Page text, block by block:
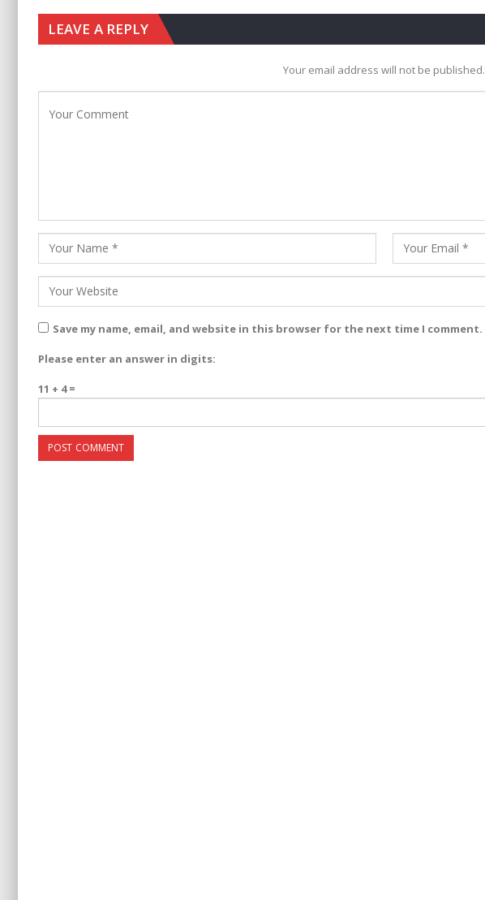
LEAVE A REPLY
Your email address will not be published.
Save my name, email, and website in this browser for the next time I comment.
Please enter an answer in digits:
11 + 4 =